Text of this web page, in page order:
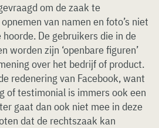
om de zaak te
van namen en foto’s niet
De gebruikers die in de
worden zijn ‘openbare figuren’
over het bedrijf of product.
redenering van Facebook, want
of testimonial is immers ook een
gaat dan ook niet mee in deze
dat de rechtszaak kan